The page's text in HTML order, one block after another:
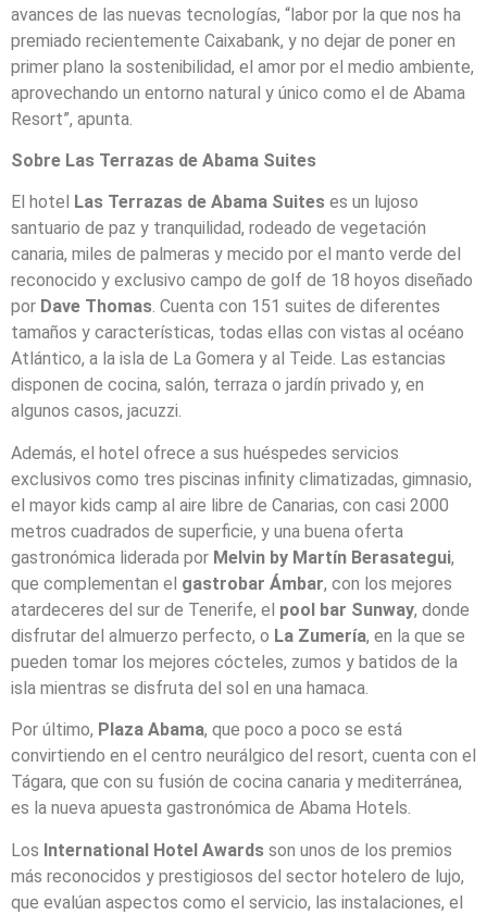
avances de las nuevas tecnologías, “labor por la que nos ha
premiado recientemente Caixabank, y no dejar de poner en
primer plano la sostenibilidad, el amor por el medio ambiente,
aprovechando un entorno natural y único como el de Abama
Resort”, apunta.
Sobre Las Terrazas de Abama Suites
El hotel Las Terrazas de Abama Suites es un lujoso
santuario de paz y tranquilidad, rodeado de vegetación
canaria, miles de palmeras y mecido por el manto verde del
reconocido y exclusivo campo de golf de 18 hoyos diseñado
por Dave Thomas. Cuenta con 151 suites de diferentes
tamaños y características, todas ellas con vistas al océano
Atlántico, a la isla de La Gomera y al Teide. Las estancias
disponen de cocina, salón, terraza o jardín privado y, en
algunos casos, jacuzzi.
Además, el hotel ofrece a sus huéspedes servicios
exclusivos como tres piscinas infinity climatizadas, gimnasio,
el mayor kids camp al aire libre de Canarias, con casi 2000
metros cuadrados de superficie, y una buena oferta
gastronómica liderada por Melvin by Martín Berasategui,
que complementan el gastrobar Ámbar, con los mejores
atardeceres del sur de Tenerife, el pool bar Sunway, donde
disfrutar del almuerzo perfecto, o La Zumería, en la que se
pueden tomar los mejores cócteles, zumos y batidos de la
isla mientras se disfruta del sol en una hamaca.
Por último, Plaza Abama, que poco a poco se está
convirtiendo en el centro neurálgico del resort, cuenta con el
Tágara, que con su fusión de cocina canaria y mediterránea,
es la nueva apuesta gastronómica de Abama Hotels.
Los International Hotel Awards son unos de los premios
más reconocidos y prestigiosos del sector hotelero de lujo,
que evalúan aspectos como el servicio, las instalaciones, el